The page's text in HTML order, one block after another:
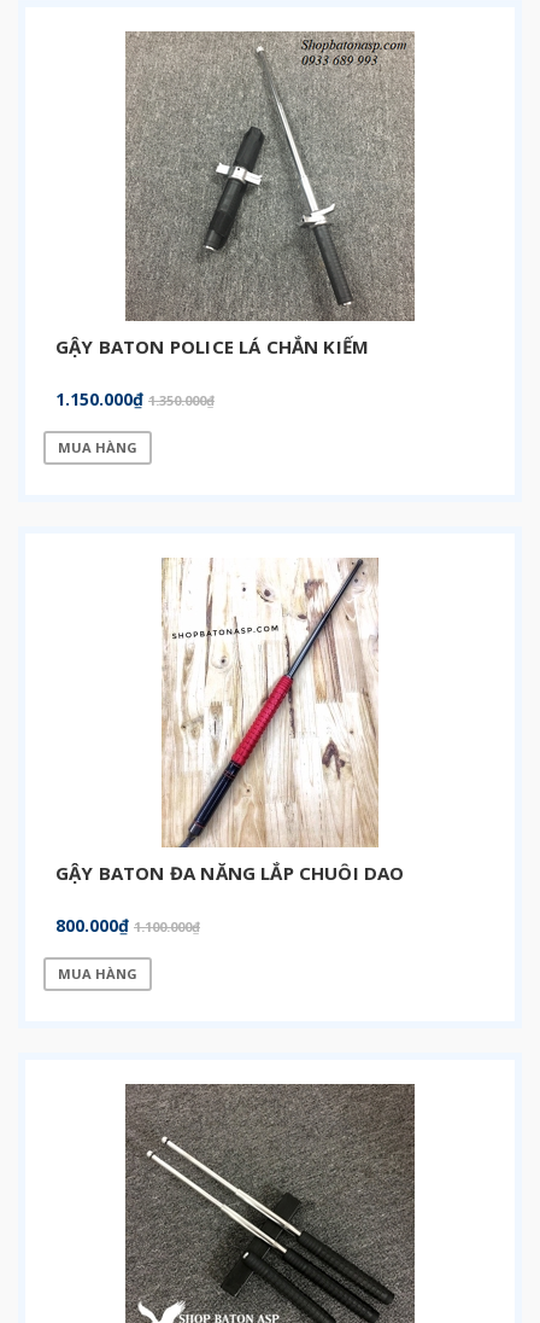
GẬY BATON POLICE LÁ CHẮN KIẾM
1.150.000₫ 1.350.000₫
MUA HÀNG
GẬY BATON ĐA NĂNG LẮP CHUÔI DAO
800.000₫ 1.100.000₫
MUA HÀNG